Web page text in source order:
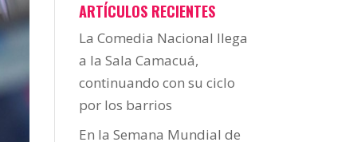
ARTÍCULOS RECIENTES
La Comedia Nacional llega
a la Sala Camacuá,
continuando con su ciclo
por los barrios
En la Semana Mundial de